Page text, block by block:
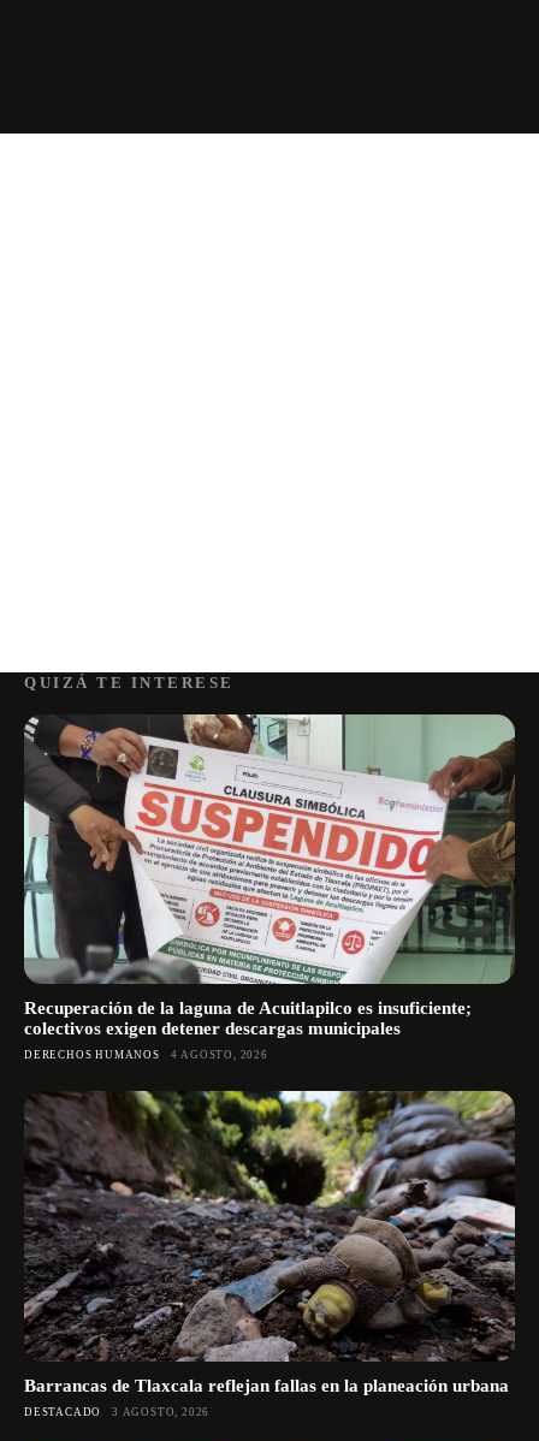
QUIZÁ TE INTERESE
Recuperación de la laguna de Acuitlapilco es insuficiente;
colectivos exigen detener descargas municipales
DERECHOS HUMANOS 4 AGOSTO, 2026
Barrancas de Tlaxcala reflejan fallas en la planeación urbana
DESTACADO 3 AGOSTO, 2026